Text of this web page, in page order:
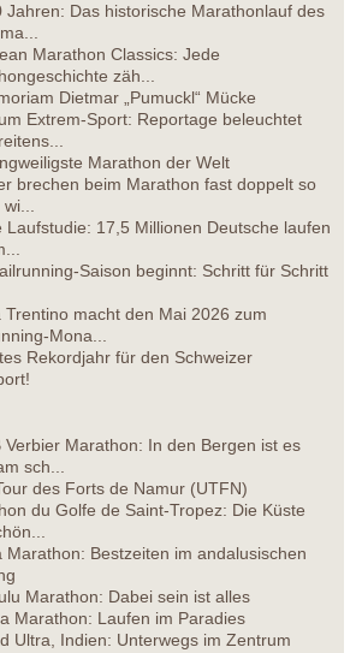
Jahren: Das historische Marathonlauf des
Marathon Classics: Jede
zäh...
Dietmar „Pumuckl“ Mücke
Extrem-Sport: Reportage beleuchtet
Marathon der Welt
brechen beim Marathon fast doppelt so
wi...
Laufstudie: 17,5 Millionen Deutsche laufen
Saison beginnt: Schritt für Schritt
Trentino macht den Mai 2026 zum
Mona...
Rekordjahr für den Schweizer
Verbier Marathon: In den Bergen ist es
sch...
des Forts de Namur (UTFN)
du Golfe de Saint-Tropez: Die Küste
Marathon: Bestzeiten im andalusischen
Marathon: Dabei sein ist alles
Marathon: Laufen im Paradies
Ultra, Indien: Unterwegs im Zentrum